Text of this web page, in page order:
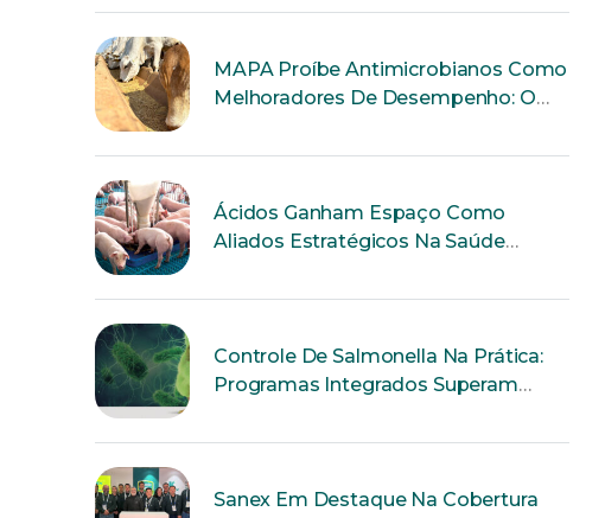
MAPA Proíbe Antimicrobianos Como
Melhoradores De Desempenho: O
Ácidos Ganham Espaço Como
Aliados Estratégicos Na Saúde
Controle De Salmonella Na Prática:
Programas Integrados Superam
Sanex Em Destaque Na Cobertura